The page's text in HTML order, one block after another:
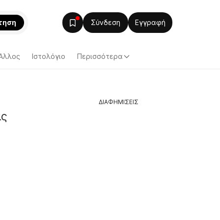
Σύνδεση Εγγραφή
Ιστολόγιο Περισσότερα
ΔΙΑΦΗΜΙΣΕΙΣ